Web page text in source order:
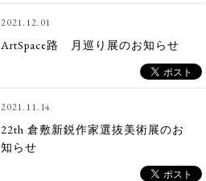
2021.12.01
ArtSpace路ゞ月巡り展のお知らせ
2021.11.14
22th 倉敷新鋭作家選抜美術展のお
知らせ